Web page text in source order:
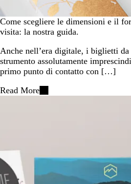
Come scegliere le dimensioni e il
visita: la nostra guida.
Anche nell’era digitale, i biglietti
strumento assolutamente
primo punto di contatto con […]
Read More